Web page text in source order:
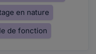
en nature
de fonction